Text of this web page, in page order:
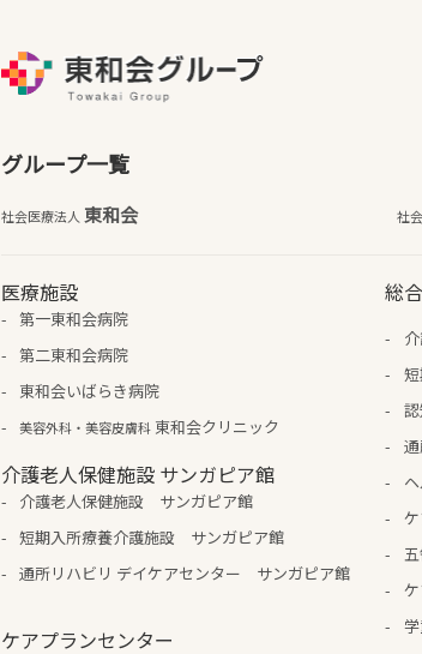
グループ一覧
社会医療法人 東和会 社
医療施設
第一東和会病院
第二東和会病院
東和会いばらき病院
美容外科・美容皮膚科 東和会クリニック
介護老人保健施設 サンガピア館
介護老人保健施設 サンガピア館
短期入所療養介護施設 サンガピア館
通所リハビリ デイケアセンター サンガピア館
ケアプランセンター
総